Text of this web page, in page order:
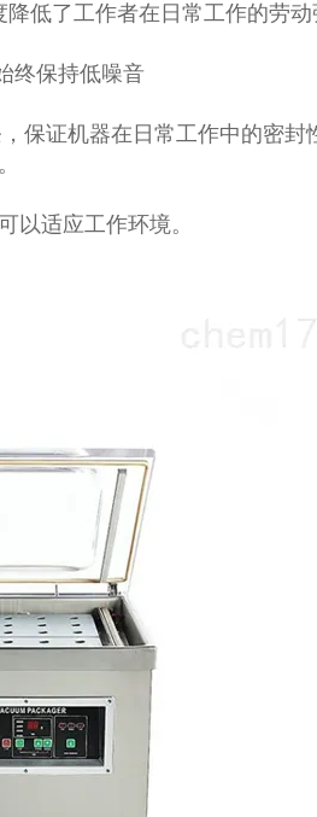
低了工作者在日常工作的劳动
终保持低噪音
保证机器在日常工作中的密封
以适应工作环境。